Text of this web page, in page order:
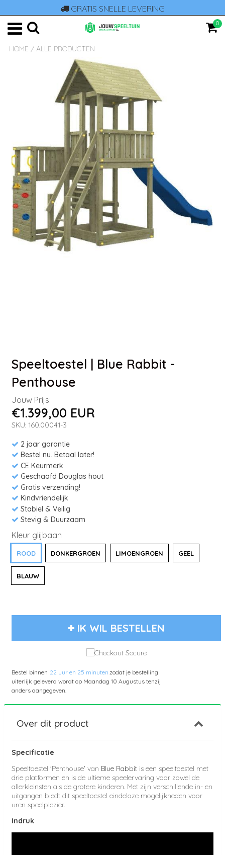
GRATIS SNELLE LEVERING
0
HOME / ALLE PRODUCTEN
Speeltoestel | Blue Rabbit -
Penthouse
Jouw Prijs:
€1.399,00 EUR
SKU: 160.00041-3
2 jaar garantie
Bestel nu. Betaal later!
CE Keurmerk
Geschaafd Douglas hout
Gratis verzending!
Kindvriendelijk
Stabiel & Veilig
Stevig & Duurzaam
Kleur glijbaan
ROOD DONKERGROEN LIMOENGROEN GEEL
BLAUW
IK WIL BESTELLEN
Bestel binnen 22 uur en 25 minutenzodat je bestelling
uiterlijk geleverd wordt op Maandag 10 Augustus tenzij
anders aangegeven.
Over dit product
Specificatie
Speeltoestel 'Penthouse' van Blue Rabbit is een speeltoestel met
drie platformen en is de ultieme speelervaring voor zowel de
allerkleinsten als de grotere kinderen. Met zijn verschillende in- en
uitgangen biedt dit speeltoestel eindeloze mogelijkheden voor
uren speelplezier.
Indruk